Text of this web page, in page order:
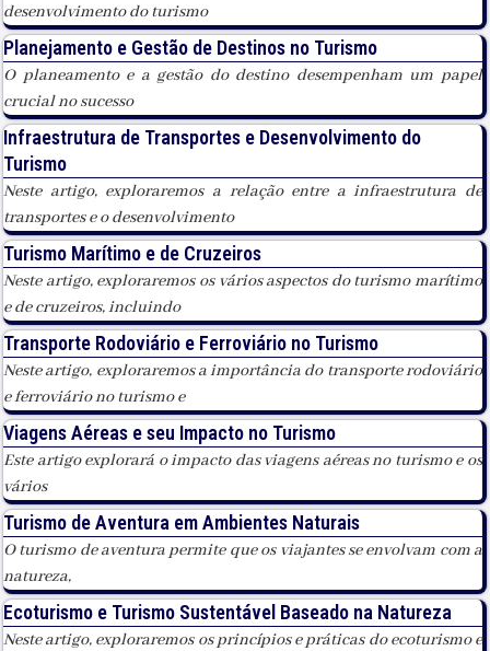
desenvolvimento do turismo
Planejamento e Gestão de Destinos no Turismo
O planeamento e a gestão do destino desempenham um papel
crucial no sucesso
Infraestrutura de Transportes e Desenvolvimento do
Turismo
Neste artigo, exploraremos a relação entre a infraestrutura de
transportes e o desenvolvimento
Turismo Marítimo e de Cruzeiros
Neste artigo, exploraremos os vários aspectos do turismo marítimo
e de cruzeiros, incluindo
Transporte Rodoviário e Ferroviário no Turismo
Neste artigo, exploraremos a importância do transporte rodoviário
e ferroviário no turismo e
Viagens Aéreas e seu Impacto no Turismo
Este artigo explorará o impacto das viagens aéreas no turismo e os
vários
Turismo de Aventura em Ambientes Naturais
O turismo de aventura permite que os viajantes se envolvam com a
natureza,
Ecoturismo e Turismo Sustentável Baseado na Natureza
Neste artigo, exploraremos os princípios e práticas do ecoturismo e